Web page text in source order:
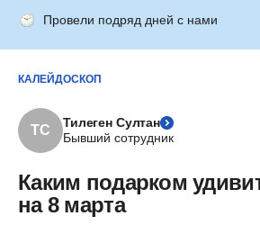
Провели подряд дней с нами
КАЛЕЙДОСКОП
ТС
Тилеген Султан
Бывший сотрудник
Каким подарком
на 8 марта